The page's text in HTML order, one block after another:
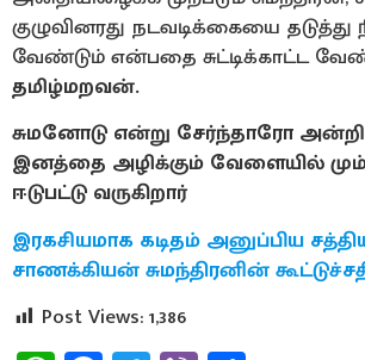
குழுவினரது நடவடிக்கையை தடுத்து
வேண்டும் என்பதை சுட்டிக்காட்ட
தமிழ்மறவன்.
சுமனோடு என்று சேர்ந்தாரோ
இனத்தை அழிக்கும் வேளையில்
ஈடுபட்டு வருகிறார்
இரகசியமாக கடிதம் அனுப்பிய
சாணக்கியன் சுமந்திரனின்
Post Views:1,386